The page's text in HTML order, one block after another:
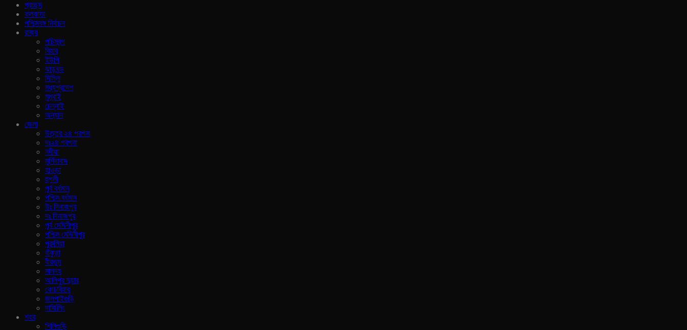
প্রচ্ছদ
কলকাতা
পশ্চিমবঙ্গ নির্বাচন
রাজ‍্য
পচিমবন্গ
বিহার
ইউপি
ঝাড়খন্ড
দিল্লি
মধ্যপ্রদেশ
মুম্বাই
চেন্নাই
অন্যান
জেলা
উত্তর ২৪ পরগনা
দঃ২৪ পরগনা
নদীয়া
মুর্শিদাবাদ
হাওড়া
হুগলী
পূর্ব বর্ধমান
পশ্চিম বর্ধমান
উঃ দিনাজপুর
দঃ দিনাজপুর
পূর্ব মেদিনীপুর
পশ্চিম মেদিনীপুর
পুরুলিয়া
বাঁকুড়া
বীরভুম
মালদহ
আলিপুর দুয়ার
কোচবিহার
জলপাইগুড়ি
দার্জিলিং
শহর
শিলিগুড়ি